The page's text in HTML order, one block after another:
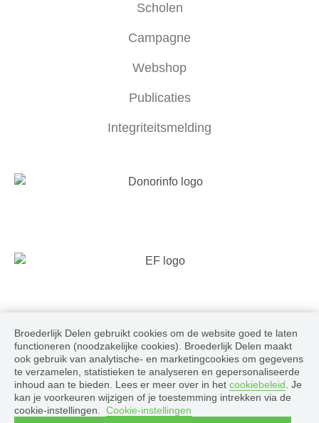
Scholen
Campagne
Webshop
Publicaties
Integriteitsmelding
Volg ons
© 2026 Broederlijk Delen, alle rechten voorbehouden
Broederlijk Delen gebruikt cookies om de website goed te laten
functioneren (noodzakelijke cookies). Broederlijk Delen maakt
ook gebruik van analytische- en marketingcookies om gegevens
te verzamelen, statistieken te analyseren en gepersonaliseerde
inhoud aan te bieden. Lees er meer over in het cookiebeleid . Je
kan je voorkeuren wijzigen of je toestemming intrekken via de
cookie-instellingen.
Cookie-instellingen